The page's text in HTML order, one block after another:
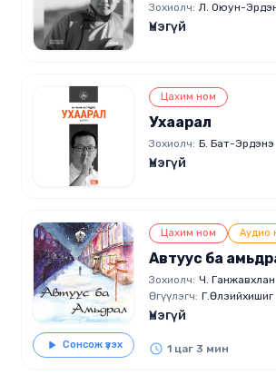
Зохиолч: Л. Оюун-
Үнэгүй
Цахим ном
Ухаарал
Зохиолч: Б. Бат-Эрдэнэ
Үнэгүй
Сонсож үзэх
Цахим ном Аудио
Автуус ба
Зохиолч: Ч. Ганжавхлан
Өгүүлэгч: Г.Өлзийхишиг
Үнэгүй
1 цаг 3 мин